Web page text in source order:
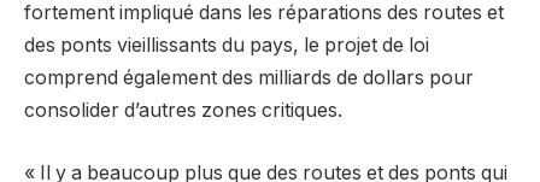
fortement impliqué dans les réparations des routes et
des ponts vieillissants du pays, le projet de loi
comprend également des milliards de dollars pour
consolider d’autres zones critiques.
« Il y a beaucoup plus que des routes et des ponts qui